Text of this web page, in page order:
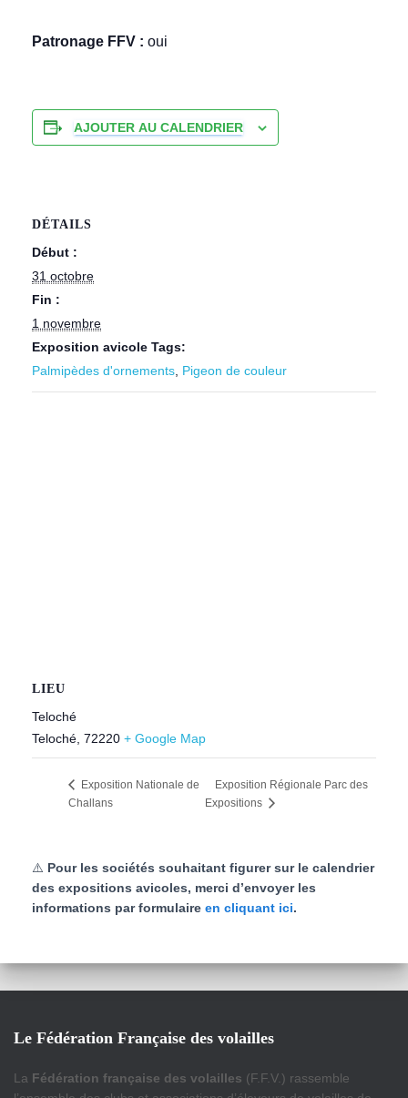
Patronage FFV : oui
AJOUTER AU CALENDRIER
DÉTAILS
Début :
31 octobre
Fin :
1 novembre
Exposition avicole Tags:
Palmipèdes d'ornements Pigeon de couleur
LIEU
Teloché
Teloché 72220 + Google Map
Exposition Nationale de
Challans
Exposition Régionale Parc des
Expositions
⚠️ Pour les sociétés souhaitant figurer sur le calendrier
des expositions avicoles, merci d’envoyer les
informations par formulaire en cliquant ici.
Le Fédération Française des volailles
La Fédération française des volailles (F.F.V.) rassemble